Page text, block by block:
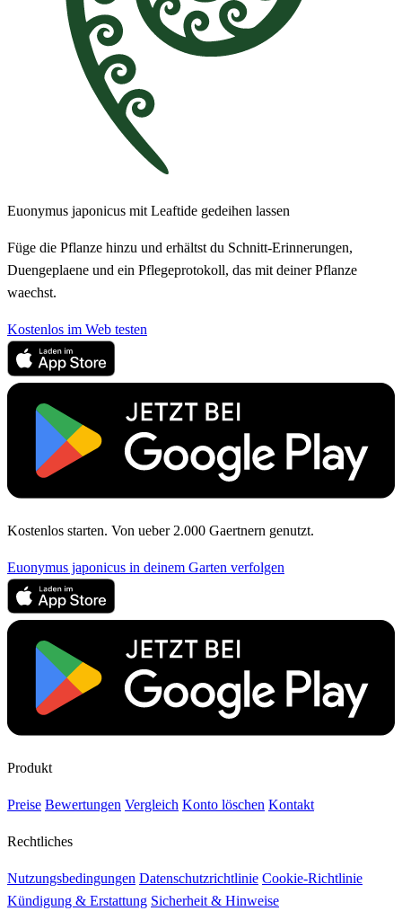
Euonymus japonicus mit Leaftide gedeihen lassen
Füge die Pflanze hinzu und erhältst du Schnitt-Erinnerungen,
Duengeplaene und ein Pflegeprotokoll, das mit deiner Pflanze
waechst.
Kostenlos im Web testen
Kostenlos starten. Von ueber 2.000 Gaertnern genutzt.
Euonymus japonicus in deinem Garten verfolgen
Produkt
Preise Bewertungen Vergleich Konto löschen Kontakt
Rechtliches
Nutzungsbedingungen Datenschutzrichtlinie Cookie-Richtlinie
Kündigung & Erstattung Sicherheit & Hinweise